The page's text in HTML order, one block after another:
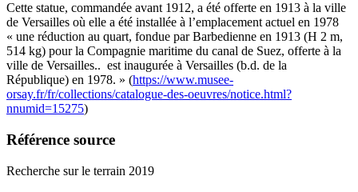
Cette statue, commandée avant 1912, a été offerte en 1913 à la ville
de Versailles où elle a été installée à l’emplacement actuel en 1978
« une réduction au quart, fondue par Barbedienne en 1913 (H 2 m,
514 kg) pour la Compagnie maritime du canal de Suez, offerte à la
ville de Versailles.. est inaugurée à Versailles (b.d. de la
République) en 1978. » (https://www.musee-
orsay.fr/fr/collections/catalogue-des-oeuvres/notice.html?
nnumid=15275)
Référence source
Recherche sur le terrain 2019